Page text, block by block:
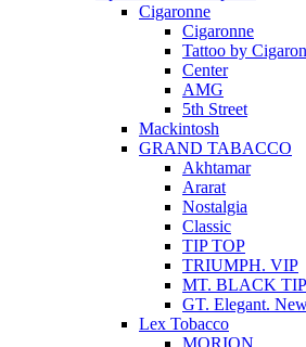
Cigaronne
Cigaronne
Tattoo by
Center
AMG
5th Street
Mackintosh
GRAND TABACCO
Akhtamar
Ararat
Nostalgia
Classic
TIP TOP
TRIUMPH. VIP
MT. BLACK TIP
GT. Elegant.
Lex Tobacco
MORION